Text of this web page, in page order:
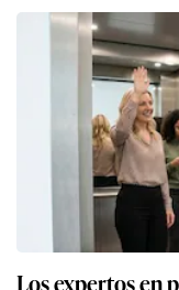
Los expertos en